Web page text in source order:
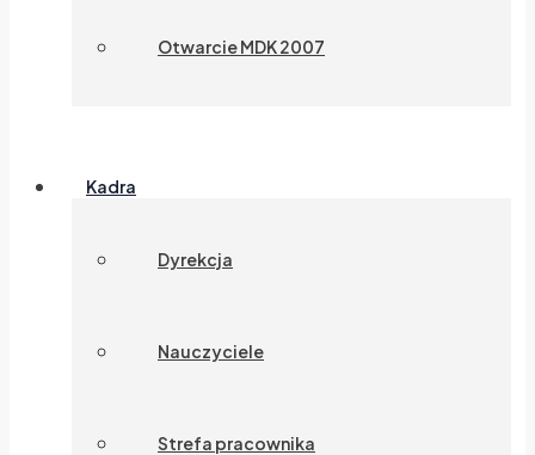
Otwarcie MDK 2007
Kadra
Dyrekcja
Nauczyciele
Strefa pracownika